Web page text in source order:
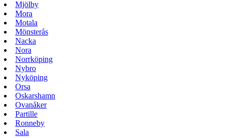
Mjölby
Mora
Motala
Mönsterås
Nacka
Nora
Norrköping
Nybro
Nyköping
Orsa
Oskarshamn
Ovanåker
Partille
Ronneby
Sala